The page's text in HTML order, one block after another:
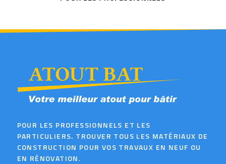
POUR LES PROFESSIONNELS ET LES
PARTICULIERS. TROUVER TOUS LES MATÉRIAUX DE
CONSTRUCTION POUR VOS TRAVAUX EN NEUF OU
EN RÉNOVATION.